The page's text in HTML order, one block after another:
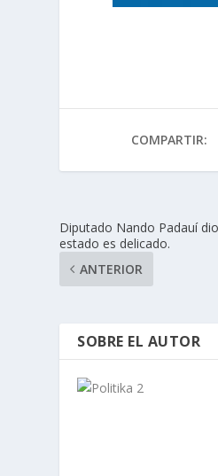
COMPARTIR:
Diputado Nando Padauí
estado es delicado.
ANTERIOR
SOBRE EL AUTOR